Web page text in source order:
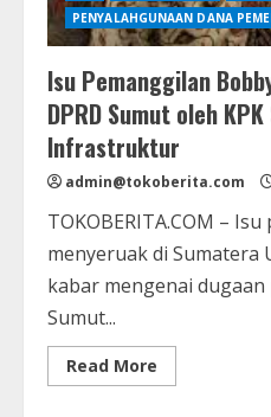
PENYALAHGUNAAN DANA
Isu Pemanggilan
DPRD Sumut oleh
Infrastruktur
admin@tokoberita.com
TOKOBERITA.COM –
menyeruak di Sumatera
kabar mengenai
Sumut...
Read More
more